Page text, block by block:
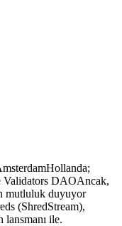
DAOAncak,
mutluluk duyuyor
(ShredStream),
ile.